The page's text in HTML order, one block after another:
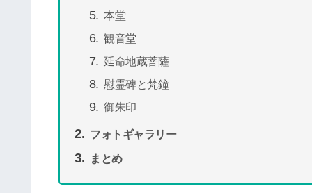
本堂
観音堂
延命地蔵菩薩
慰霊碑と梵鐘
御朱印
フォトギャラリー
まとめ